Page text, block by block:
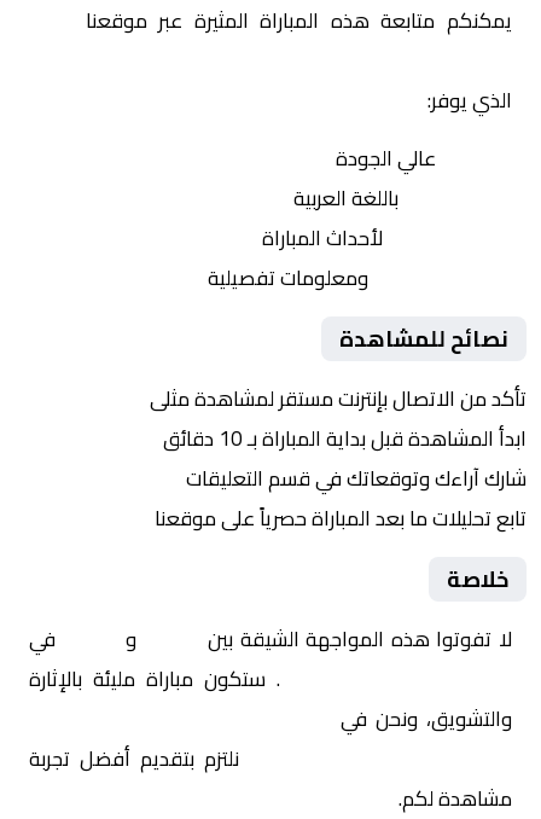
يمكنكم متابعة هذه المباراة المثيرة عبر موقعنا
الذي يوفر:
عالي الجودة
باللغة العربية
لأحداث المباراة
ومعلومات تفصيلية
نصائح للمشاهدة
تأكد من الاتصال بإنترنت مستقر لمشاهدة مثلى
ابدأ المشاهدة قبل بداية المباراة بـ 10 دقائق
شارك آراءك وتوقعاتك في قسم التعليقات
تابع تحليلات ما بعد المباراة حصرياً على موقعنا
خلاصة
لا تفوتوا هذه المواجهة الشيقة بين و
في
. ستكون مباراة مليئة بالإثارة
والتشويق، ونحن في
نلتزم بتقديم أفضل تجربة
مشاهدة لكم.